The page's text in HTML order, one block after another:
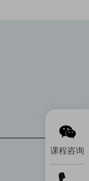
课程咨询